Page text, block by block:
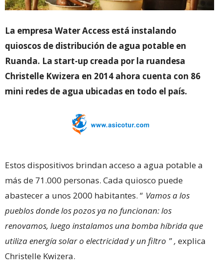
La empresa Water Access está instalando
quioscos de distribución de agua potable en
Ruanda. La start-up creada por la ruandesa
Christelle Kwizera en 2014 ahora cuenta con 86
mini redes de agua ubicadas en todo el país.
Estos dispositivos brindan acceso a agua potable a
más de 71.000 personas. Cada quiosco puede
abastecer a unos 2000 habitantes. “ Vamos a los
pueblos donde los pozos ya no funcionan: los
renovamos, luego instalamos una bomba híbrida que
utiliza energía solar o electricidad y un filtro ”, explica
Christelle Kwizera.